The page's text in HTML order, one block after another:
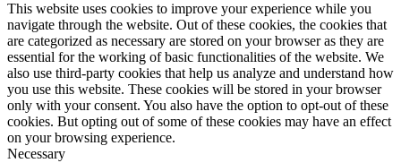
This website uses cookies to improve your experience while you
navigate through the website. Out of these cookies, the cookies that
are categorized as necessary are stored on your browser as they are
essential for the working of basic functionalities of the website. We
also use third-party cookies that help us analyze and understand how
you use this website. These cookies will be stored in your browser
only with your consent. You also have the option to opt-out of these
cookies. But opting out of some of these cookies may have an effect
on your browsing experience.
Necessary